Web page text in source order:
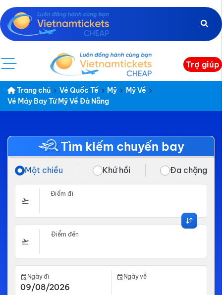
Trợ giúp
Trang chủ Vé Quốc Tế Mỹ
Mỹ Về
Vé Máy Bay Từ Mỹ Về Đà Nẵng
Tìm kiếm chuyến bay
Một chiều Khứ hồi Đa chặng
Điểm đi
Điểm đến
Ngày đi Ngày về